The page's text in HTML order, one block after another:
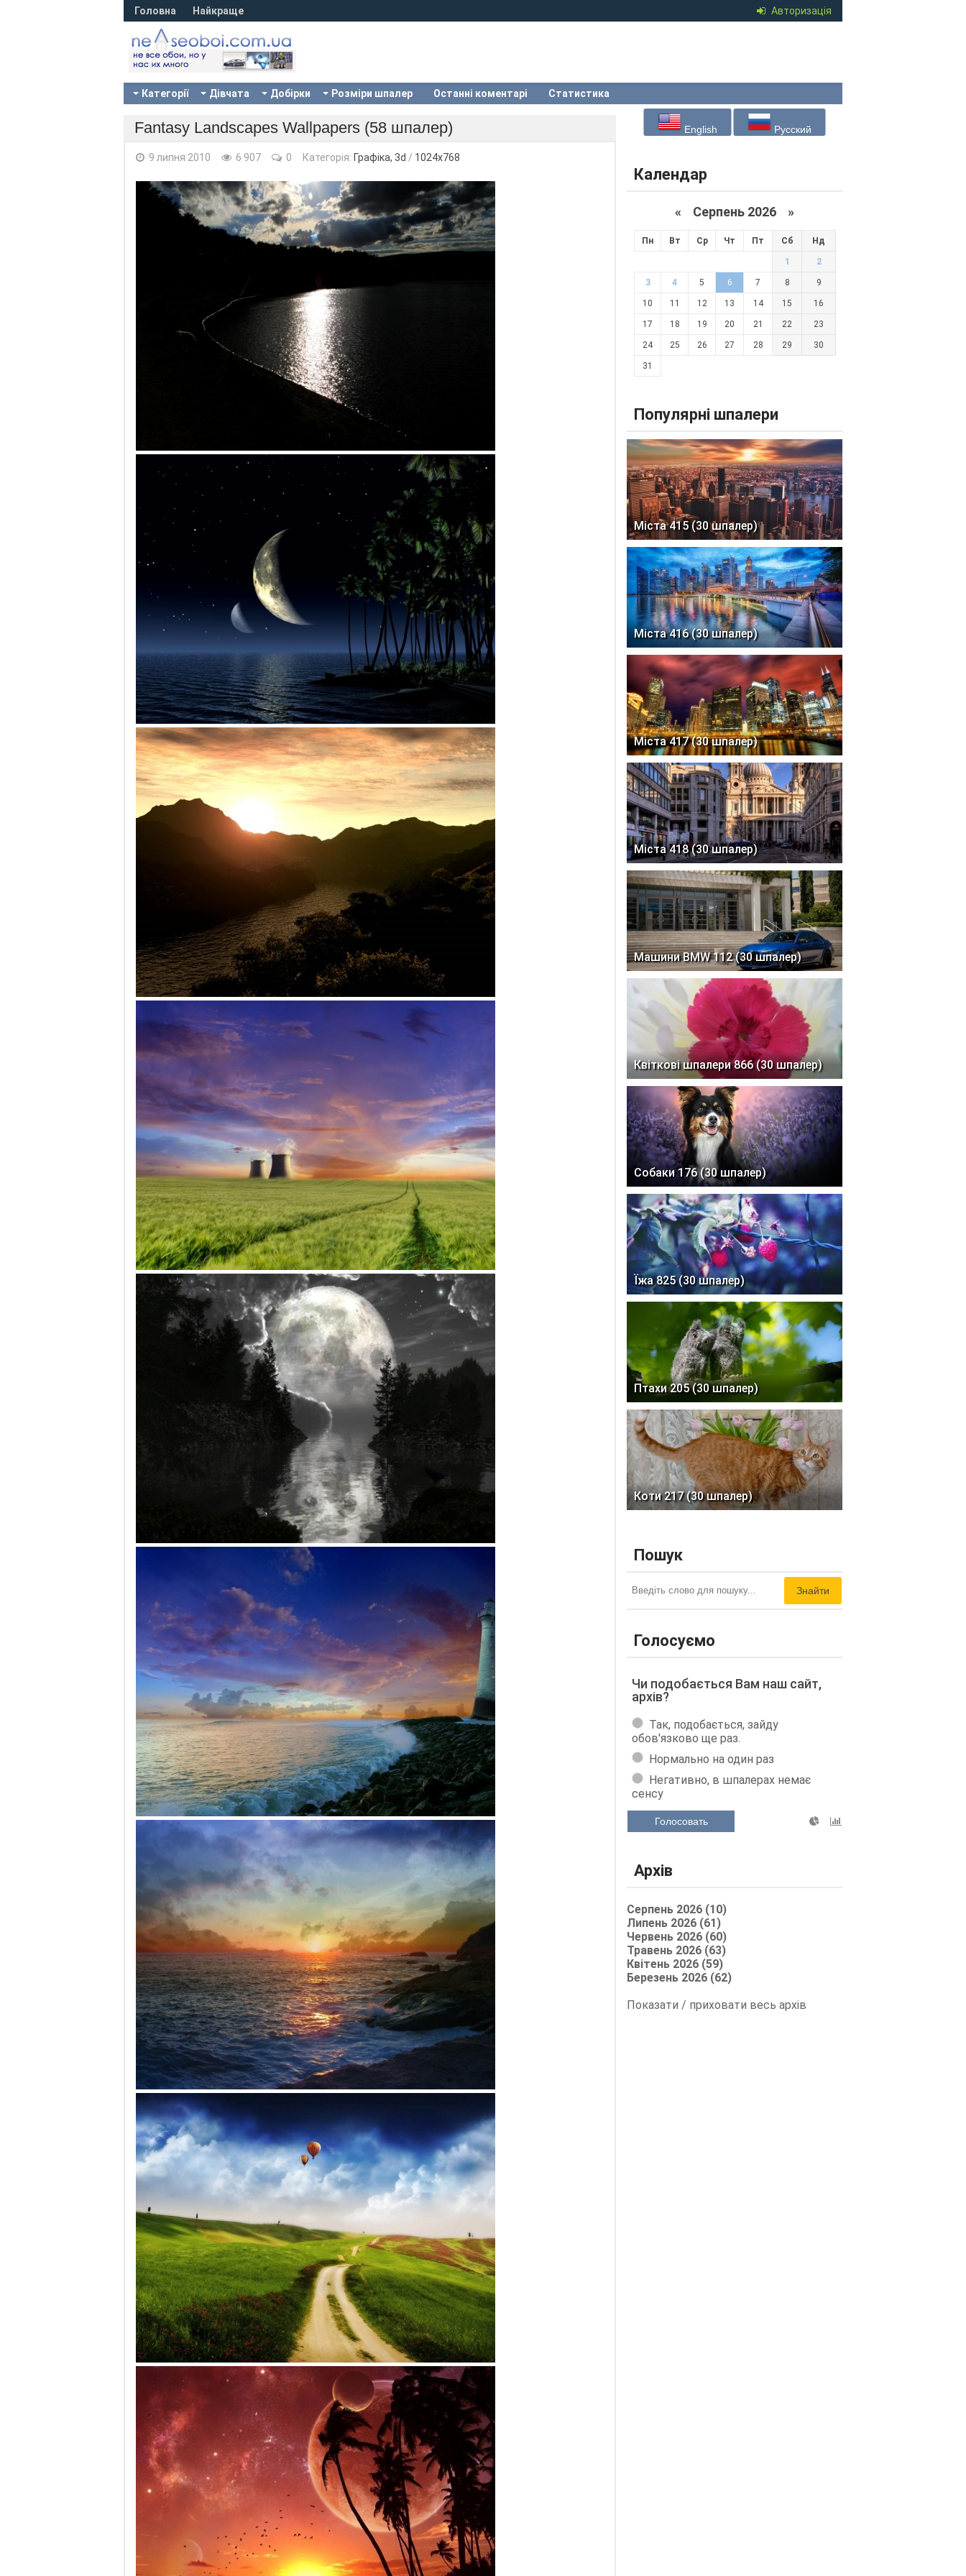
Авторизація
Головна Найкраще
Категорії Дівчата Добірки Розміри шпалер Останні коментарі Статистика
Fantasy Landscapes Wallpapers (58 шпалер)
9 липня 2010 6 907 0 Категорія: Графіка, 3d / 1024x768
English Русский
Календар
« Серпень 2026 »
Пн Вт Ср Чт Пт Сб Нд
1 2
3 4 5 6 7 8 9
10 11 12 13 14 15 16
17 18 19 20 21 22 23
24 25 26 27 28 29 30
31
Популярні шпалери
Міста 415 (30 шпалер)
Міста 416 (30 шпалер)
Міста 417 (30 шпалер)
Міста 418 (30 шпалер)
Машини BMW 112 (30 шпалер)
Квіткові шпалери 866 (30 шпалер)
Собаки 176 (30 шпалер)
Їжа 825 (30 шпалер)
Птахи 205 (30 шпалер)
Коти 217 (30 шпалер)
Пошук
Знайти
Голосуємо
Чи подобається Вам наш сайт,
архів?
Так, подобається, зайду
обов'язково ще раз.
Нормально на один раз
Негативно, в шпалерах немає
сенсу
Голосовать
Архів
Серпень 2026 (10)
Липень 2026 (61)
Червень 2026 (60)
Травень 2026 (63)
Квітень 2026 (59)
Березень 2026 (62)
Показати / приховати весь архів